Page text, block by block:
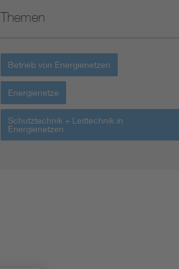
Themen
Betrieb von Energienetzen
Energienetze
Schutztechnik + Leittechnik in
Energienetzen